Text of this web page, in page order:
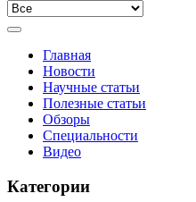
Главная
Новости
Научные статьи
Полезные статьи
Обзоры
Специальности
Видео
Категории